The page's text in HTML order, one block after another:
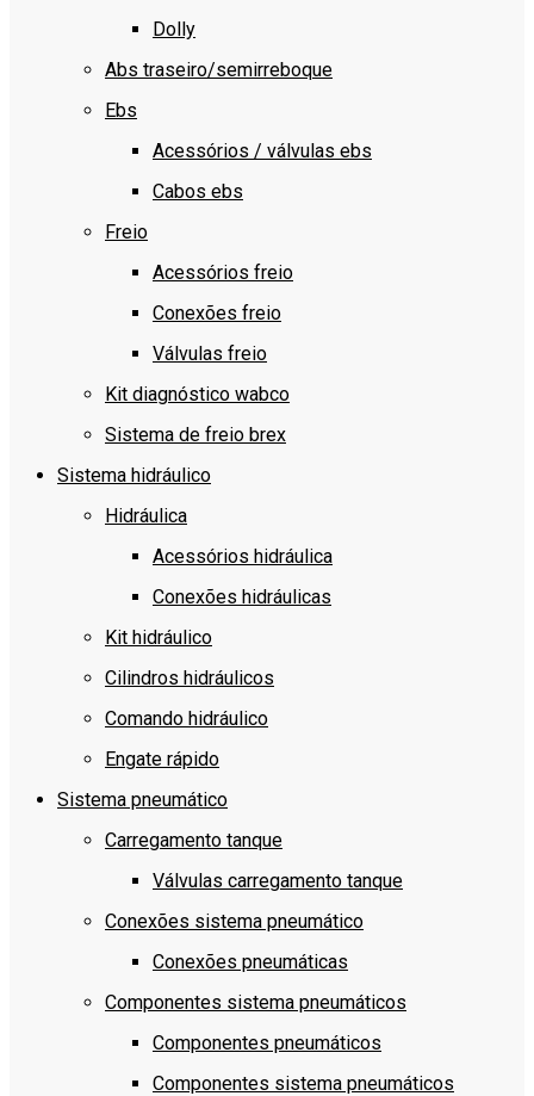
Dolly
Abs traseiro/semirreboque
Ebs
Acessórios / válvulas ebs
Cabos ebs
Freio
Acessórios freio
Conexões freio
Válvulas freio
Kit diagnóstico wabco
Sistema de freio brex
Sistema hidráulico
Hidráulica
Acessórios hidráulica
Conexões hidráulicas
Kit hidráulico
Cilindros hidráulicos
Comando hidráulico
Engate rápido
Sistema pneumático
Carregamento tanque
Válvulas carregamento tanque
Conexões sistema pneumático
Conexões pneumáticas
Componentes sistema pneumáticos
Componentes pneumáticos
Componentes sistema pneumáticos